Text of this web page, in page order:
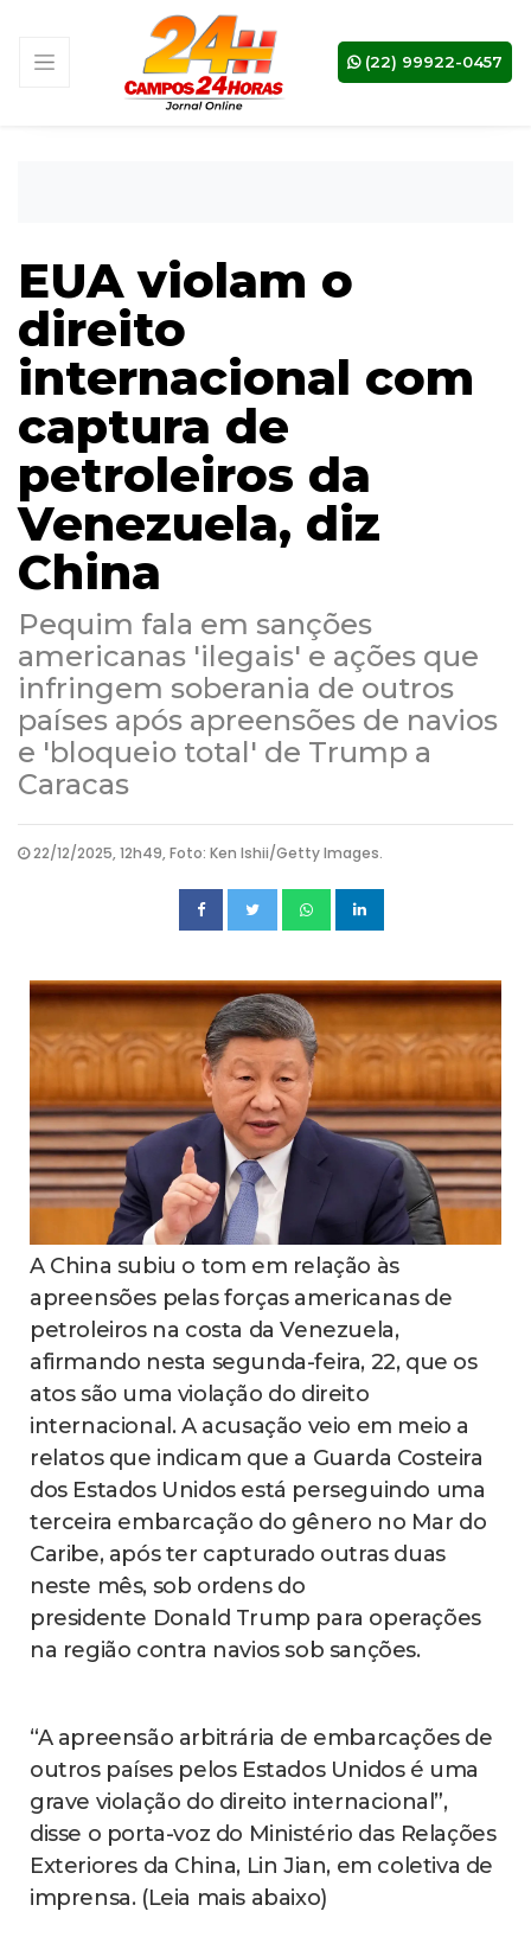
(22) 99922-0457
EUA violam o
direito
internacional com
captura de
petroleiros da
Venezuela, diz
China
Pequim fala em sanções
americanas 'ilegais' e ações que
infringem soberania de outros
países após apreensões de navios
e 'bloqueio total' de Trump a
Caracas
22/12/2025, 12h49, Foto: Ken Ishii/Getty Images.
A China subiu o tom em relação às
apreensões pelas forças americanas de
petroleiros na costa da Venezuela,
afirmando nesta segunda-feira, 22, que os
atos são uma violação do direito
internacional. A acusação veio em meio a
relatos que indicam que a Guarda Costeira
dos Estados Unidos está perseguindo uma
terceira embarcação do gênero no Mar do
Caribe, após ter capturado outras duas
neste mês, sob ordens do
presidente Donald Trump para operações
na região contra navios sob sanções.
“A apreensão arbitrária de embarcações de
outros países pelos Estados Unidos é uma
grave violação do direito internacional”,
disse o porta-voz do Ministério das Relações
Exteriores da China, Lin Jian, em coletiva de
imprensa. (Leia mais abaixo)